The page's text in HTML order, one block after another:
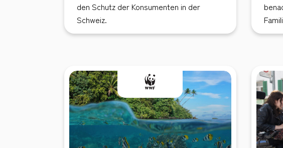
den Schutz der Konsumenten in der
Schweiz.